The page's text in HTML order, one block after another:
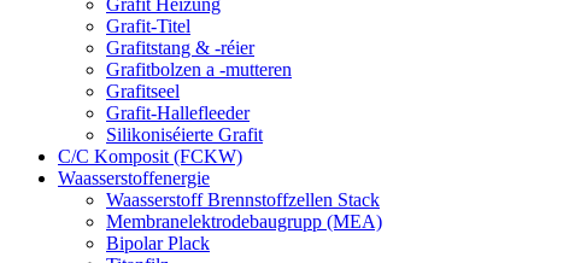
Grafit-Titel
Grafitstang & -réier
Grafitbolzen a -mutteren
Grafitseel
Grafit-Hallefleeder
Silikoniséierte Grafit
C/C Komposit (FCKW)
Waasserstoffenergie
Waasserstoff Brennstoffzellen Stack
Membranelektrodebaugrupp (MEA)
Bipolar Plack